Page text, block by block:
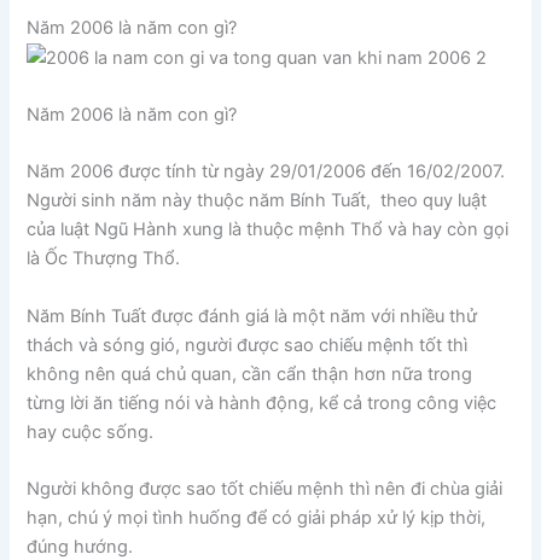
Năm 2006 là năm con gì?
Năm 2006 là năm con gì?
Năm 2006 được tính từ ngày 29/01/2006 đến 16/02/2007.
Người sinh năm này thuộc năm Bính Tuất, theo quy luật
của luật Ngũ Hành xung là thuộc mệnh Thổ và hay còn gọi
là Ốc Thượng Thổ.
Năm Bính Tuất được đánh giá là một năm với nhiều thử
thách và sóng gió, người được sao chiếu mệnh tốt thì
không nên quá chủ quan, cần cẩn thận hơn nữa trong
từng lời ăn tiếng nói và hành động, kể cả trong công việc
hay cuộc sống.
Người không được sao tốt chiếu mệnh thì nên đi chùa giải
hạn, chú ý mọi tình huống để có giải pháp xử lý kịp thời,
đúng hướng.